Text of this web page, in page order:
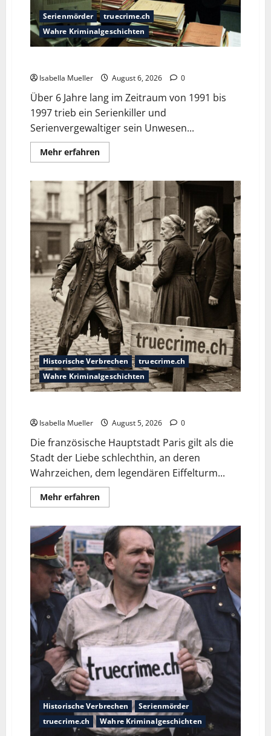
Serienmörder
truecrime.ch
Wahre Kriminalgeschichten
Isabella Mueller August 6, 2026 0
Über 6 Jahre lang im Zeitraum von 1991 bis
1997 trieb ein Serienkiller und
Serienvergewaltiger sein Unwesen...
Mehr erfahren
Historische Verbrechen
truecrime.ch
Wahre Kriminalgeschichten
Isabella Mueller August 5, 2026 0
Die französische Hauptstadt Paris gilt als die
Stadt der Liebe schlechthin, an deren
Wahrzeichen, dem legendären Eiffelturm...
Mehr erfahren
Historische Verbrechen
Serienmörder
truecrime.ch
Wahre Kriminalgeschichten